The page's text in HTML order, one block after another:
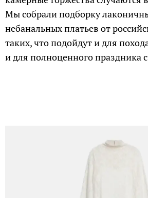
Мы собрали подборку
небанальных платьев от
таких, что подойдут и для
и для полноценного праздника